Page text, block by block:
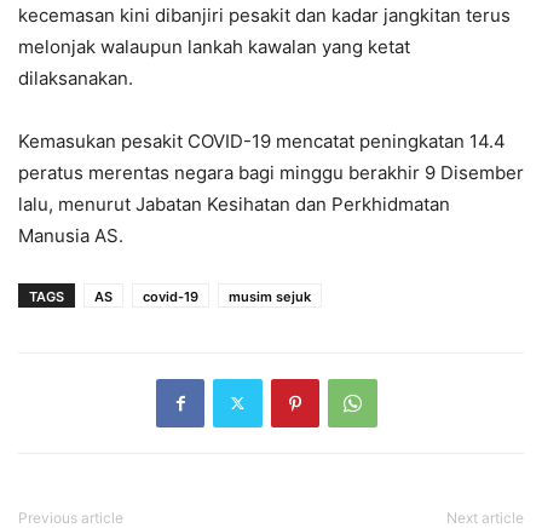
kecemasan kini dibanjiri pesakit dan kadar jangkitan terus
melonjak walaupun lankah kawalan yang ketat
dilaksanakan.
Kemasukan pesakit COVID-19 mencatat peningkatan 14.4
peratus merentas negara bagi minggu berakhir 9 Disember
lalu, menurut Jabatan Kesihatan dan Perkhidmatan
Manusia AS.
TAGS AS covid-19 musim sejuk
Previous article Next article